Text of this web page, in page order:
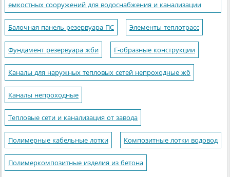
емкостных сооружений для водоснабжения и канализации
Балочная панель резервуара ПС Элементы теплотрасс
Фундамент резервуара жби Г-образные конструкции
Каналы для наружных тепловых сетей непроходные жб
Каналы непроходные
Тепловые сети и канализация от завода
Полимерные кабельные лотки Композитные лотки водовод
Полимеркомпозитные изделия из бетона